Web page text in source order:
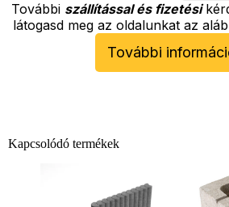
További szállítással és fizetési
látogasd meg az oldalunkat az
További
Kapcsolódó termékek